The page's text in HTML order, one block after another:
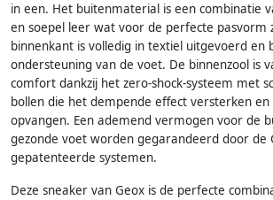
in een. Het buitenmaterial is een combinatie
en soepel leer wat voor de perfecte pasvorm
binnenkant is volledig in textiel uitgevoerd en
ondersteuning van de voet. De binnenzool is
comfort dankzij het zero-shock-systeem met
bollen die het dempende effect versterken en
opvangen. Een ademend vermogen voor de
gezonde voet worden gegarandeerd door de
gepatenteerde systemen.
Deze sneaker van Geox is de perfecte